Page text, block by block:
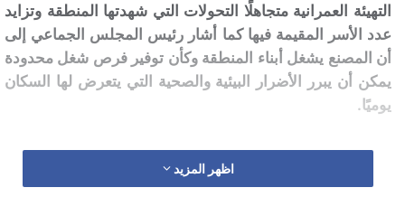
التهيئة العمرانية متجاهلًا التحولات التي شهدتها المنطقة وتزايد
عدد الأسر المقيمة فيها كما أشار رئيس المجلس الجماعي إلى
أن المصنع يشغل أبناء المنطقة وكأن توفير فرص شغل محدودة
يمكن أن يبرر الأضرار البيئية والصحية التي يتعرض لها السكان
يوميًا.
اظهر المزيد